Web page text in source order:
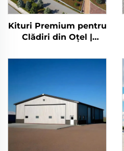
Kituri Premium pentru
Clădiri din Oțel |
Depozite din Oțel |